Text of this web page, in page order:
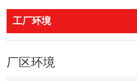
工厂环境
厂区环境